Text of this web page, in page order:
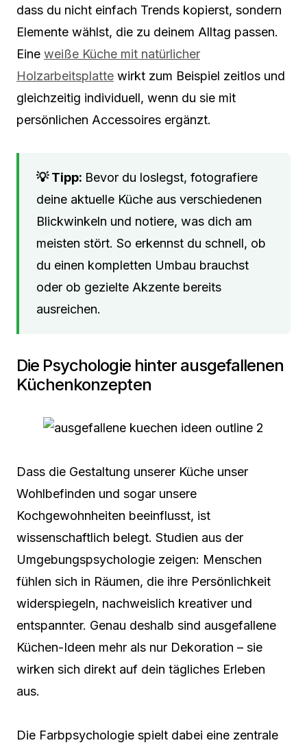
dass du nicht einfach Trends kopierst, sondern
Elemente wählst, die zu deinem Alltag passen.
Eine weiße Küche mit natürlicher
Holzarbeitsplatte wirkt zum Beispiel zeitlos und
gleichzeitig individuell, wenn du sie mit
persönlichen Accessoires ergänzt.
Bevor du loslegst, fotografiere
deine aktuelle Küche aus verschiedenen
Blickwinkeln und notiere, was dich am
meisten stört. So erkennst du schnell, ob
du einen kompletten Umbau brauchst
oder ob gezielte Akzente bereits
ausreichen.
Die Psychologie hinter ausgefallenen
Küchenkonzepten
Dass die Gestaltung unserer Küche unser
Wohlbefinden und sogar unsere
Kochgewohnheiten beeinflusst, ist
wissenschaftlich belegt. Studien aus der
Umgebungspsychologie zeigen: Menschen
fühlen sich in Räumen, die ihre Persönlichkeit
widerspiegeln, nachweislich kreativer und
entspannter. Genau deshalb sind ausgefallene
Küchen-Ideen mehr als nur Dekoration – sie
wirken sich direkt auf dein tägliches Erleben
aus.
Die Farbpsychologie spielt dabei eine zentrale